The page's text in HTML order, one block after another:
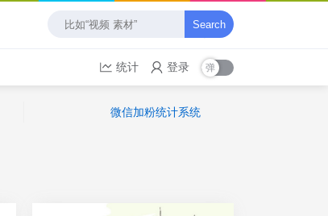
Search
统计 登录
微信加粉统计系统